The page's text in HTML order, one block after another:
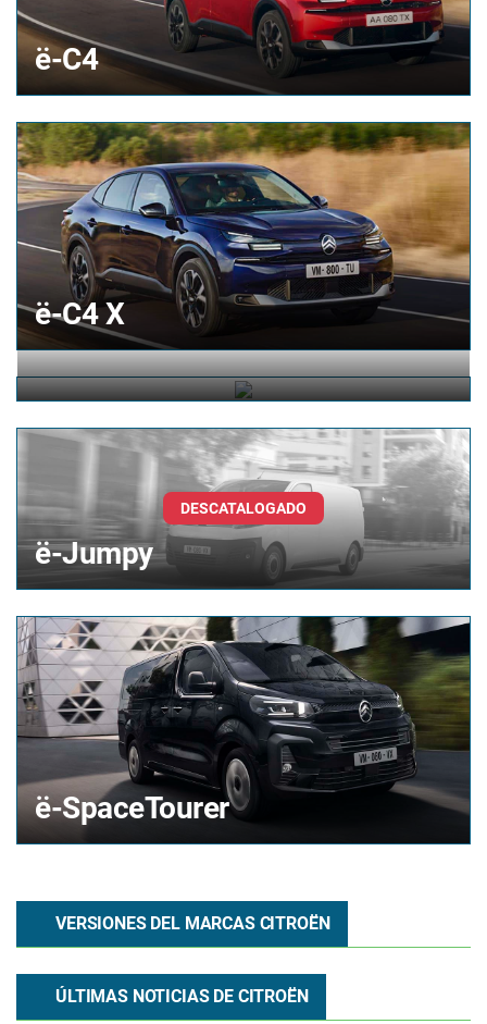
ë-C4
ë-C4 X
ë-C5 Aircross
ë-Jumpy
ë-SpaceTourer
VERSIONES DEL MARCAS CITROËN
ÚLTIMAS NOTICIAS DE CITROËN